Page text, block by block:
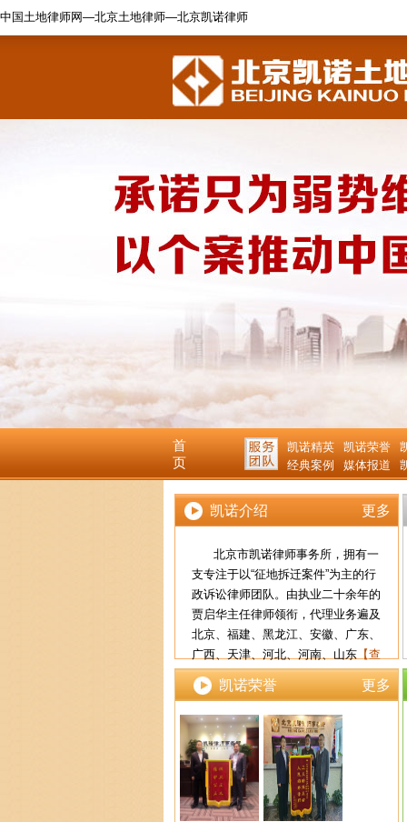
中国土地律师网—北京土地律师—北京凯诺律师
首
页
凯诺精英 凯诺荣誉
经典案例
媒体报道
凯诺介绍 更多
北京市凯诺律师事务所，拥有一
支专注于以“征地拆迁案件”为主的行
政诉讼律师团队。由执业二十余年的
贾启华主任律师领衔，代理业务遍及
北京、福建、黑龙江、安徽、广东、
广西、天津、河北、河南、山东 【查
看详细】
凯诺荣誉 更多